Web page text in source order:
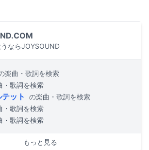
ならJOYSOUND
楽曲・歌詞を検索
・歌詞を検索
ット の楽曲・歌詞を検索
・歌詞を検索
・歌詞を検索
もっと見る